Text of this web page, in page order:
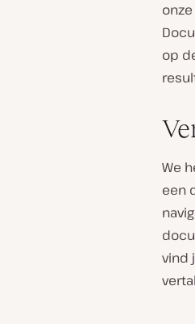
op
We
een
vind